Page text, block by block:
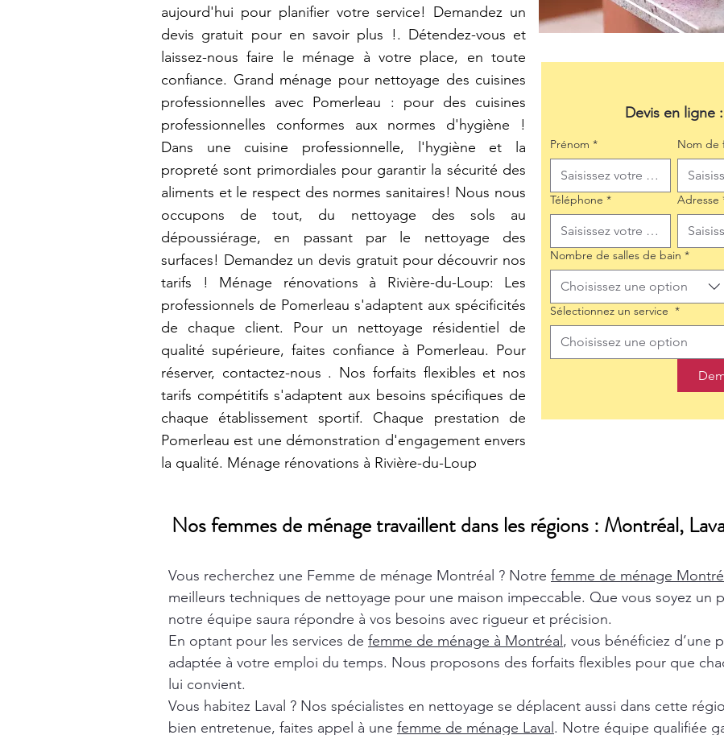
aujourd'hui pour planifier votre service! Demandez un
devis gratuit pour en savoir plus !. Détendez-vous et
laissez-nous faire le ménage à votre place, en toute
confiance. Grand ménage pour nettoyage des cuisines
professionnelles avec Pomerleau : pour des cuisines
professionnelles conformes aux normes d'hygiène !
Dans une cuisine professionnelle, l'hygiène et la
propreté sont primordiales pour garantir la sécurité des
aliments et le respect des normes sanitaires! Nous nous
occupons de tout, du nettoyage des sols au
dépoussiérage, en passant par le nettoyage des
surfaces! Demandez un devis gratuit pour découvrir nos
tarifs ! Ménage rénovations à Rivière-du-Loup: Les
professionnels de Pomerleau s'adaptent aux spécificités
de chaque client. Pour un nettoyage résidentiel de
qualité supérieure, faites confiance à Pomerleau. Pour
réserver, contactez-nous . Nos forfaits flexibles et nos
tarifs compétitifs s'adaptent aux besoins spécifiques de
chaque établissement sportif. Chaque prestation de
Pomerleau est une démonstration d'engagement envers
la qualité. Ménage rénovations à Rivière-du-Loup
Devis en ligne
Prénom * Nom de
Téléphone * Adresse
Nombre de salles de bain *
Choisissez une option
Sélectionnez un service *
Choisissez une option
Nos femmes de ménage travaillent dans les régions : Montréal,
Vous recherchez une Femme de ménage Montréal ? Notre femme de ménage
meilleurs techniques de nettoyage pour une maison impeccable. Que vous soyez un
notre équipe saura répondre à vos besoins avec rigueur et précision.
En optant pour les services de femme de ménage à Montréal , vous bénéficiez d’une
adaptée à votre emploi du temps. Nous proposons des forfaits flexibles pour que
lui convient.
Vous habitez Laval ? Nos spécialistes en nettoyage se déplacent aussi dans cette
bien entretenue, faites appel à une femme de ménage Laval . Notre équipe qualifiée